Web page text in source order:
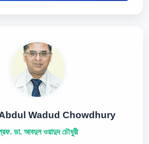
Wadud Chowdhury
ডা. আবদুল ওয়াদুদ চৌধুরী